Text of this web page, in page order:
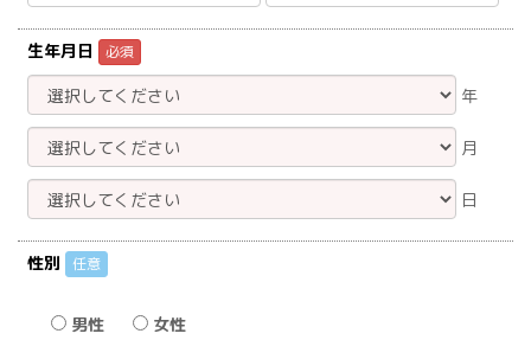
生年月日 必須
年
月
日
性別 任意
男性 女性